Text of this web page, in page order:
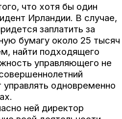
что хотя бы один
Ирландии. В случае,
заплатить за
бумагу около 25 тысяч
найти подходящего
управляющего не
одновременно
ней директор